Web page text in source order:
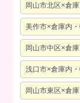
岡山市北区×倉
美作市×倉庫内
岡山市中区×倉
浅口市×倉庫内
岡山市東区×倉